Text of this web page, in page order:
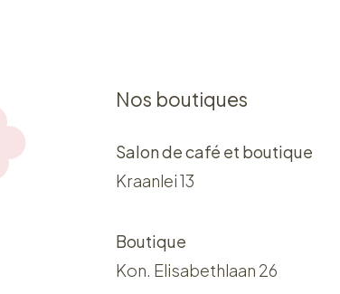
Nos boutiques
Salon de café et boutique
Kraanlei 13
Boutique
Kon. Elisabethlaan 26